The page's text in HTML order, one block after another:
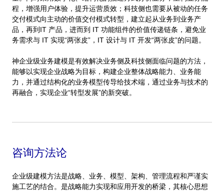
程，增强用户体验，提升运营质效；科技侧也需要从被动的任务
交付模式向主动的价值交付模式转型，建立起从业务到业务产
品，再到IT 产品，进而到 IT 功能组件的价值传递链条，避免业
务需求与 IT 实现“两张皮”，IT 设计与 IT 开发“两张皮”的问题。
神企业级业务建模是有效解决业务侧及科技侧面临问题的方法，
能够以实现企业战略为目标，构建企业整体战略能力、业务能
力，并通过结构化的业务模型传导给技术端，通过业务与技术的
再融合，实现企业“转型发展”的新突破。
咨询方法论
企业级建模方法是战略、业务、模型、架构、管理流程和严谨实
施工艺的结合。是战略能力实现和应用开发的桥梁，其核心思想